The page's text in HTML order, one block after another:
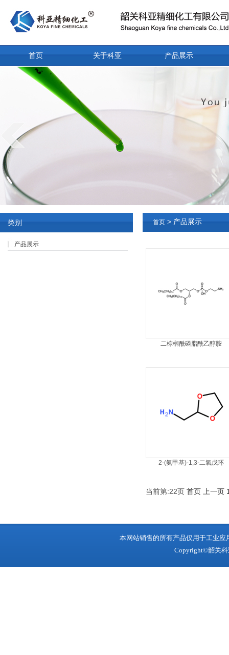
首页 关于科亚 产品展示
首页 > 产品展示
二棕榈酰磷脂酰乙醇胺
2-(氨甲基)-1,3-二氧戊环
当前第:22页 首页 上一页
类别
产品展示
本网站销售的所有产品仅用于工业
Copyright©韶关科